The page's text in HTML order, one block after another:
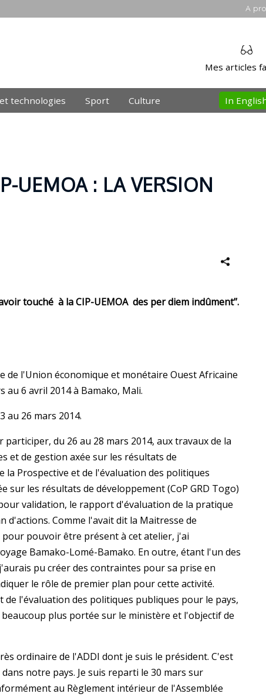
A
Mes articles
technologies Sport Culture In
UEMOA : LA VERSION
touché à la CIP-UEMOA des per diem indûment’’.
l'Union économique et monétaire Ouest Africaine
au 6 avril 2014 à Bamako, Mali.
au 26 mars 2014.
du 26 au 28 mars 2014, aux travaux de la
et de gestion axée sur les résultats de
Prospective et de l'évaluation des politiques
sur les résultats de développement (CoP GRD Togo)
validation, le rapport d'évaluation de la pratique
d'actions. Comme l'avait dit la Maitresse de
pouvoir être présent à cet atelier, j'ai
Bamako-Lomé-Bamako. En outre, étant l'un des
pu créer des contraintes pour sa prise en
le rôle de premier plan pour cette activité.
l'évaluation des politiques publiques pour le pays,
plus portée sur le ministère et l'objectif de
ordinaire de l'ADDI dont je suis le président. C'est
notre pays. Je suis reparti le 30 mars sur
au Règlement intérieur de l'Assemblée